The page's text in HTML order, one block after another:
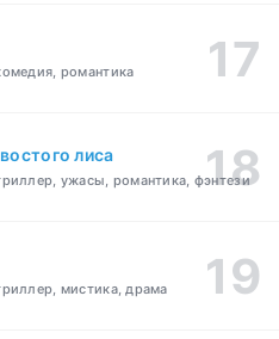
романтика
лиса
ужасы, романтика, фэнтези
мистика, драма